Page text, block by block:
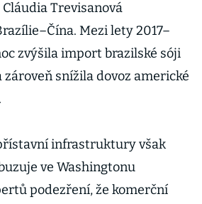
Trevisanová
Mezi lety 2017–
zvýšila import brazilské sóji
snížila dovoz americké
infrastruktury však
ve Washingtonu
podezření, že komerční